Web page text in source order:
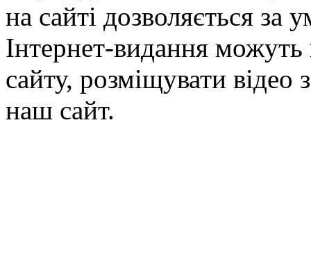
на сайті дозволяється
Інтернет-видання можуть
сайту, розміщувати відео
наш сайт.